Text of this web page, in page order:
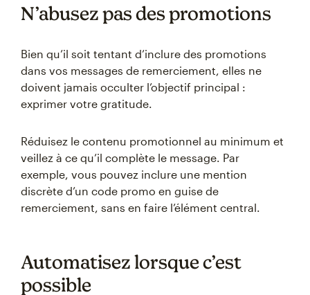
N’abusez pas des promotions
Bien qu’il soit tentant d’inclure des promotions
dans vos messages de remerciement, elles ne
doivent jamais occulter l’objectif principal :
exprimer votre gratitude.
Réduisez le contenu promotionnel au minimum et
veillez à ce qu’il complète le message. Par
exemple, vous pouvez inclure une mention
discrète d’un code promo en guise de
remerciement, sans en faire l’élément central.
Automatisez lorsque c’est
possible